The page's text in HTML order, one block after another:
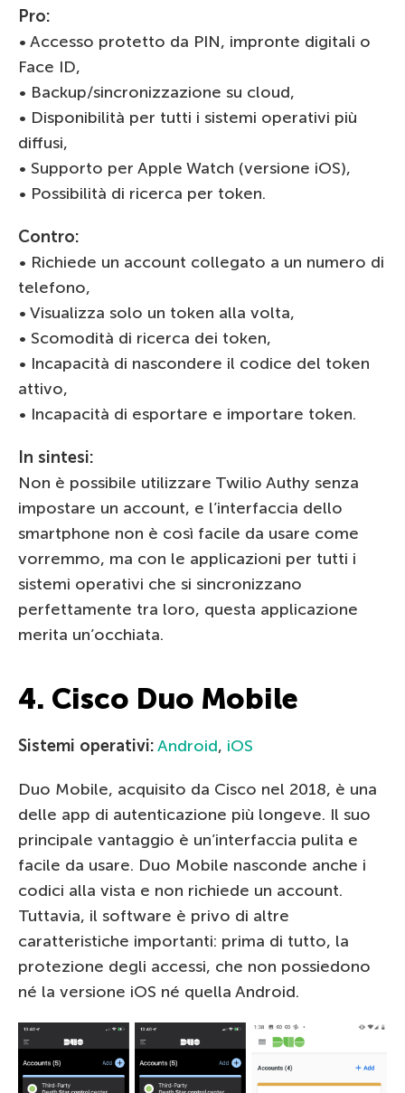
Pro:
• Accesso protetto da PIN, impronte digitali o
Face ID,
• Backup/sincronizzazione su cloud,
• Disponibilità per tutti i sistemi operativi più
diffusi,
• Supporto per Apple Watch (versione iOS),
• Possibilità di ricerca per token.
Contro:
• Richiede un account collegato a un numero di
telefono,
• Visualizza solo un token alla volta,
• Scomodità di ricerca dei token,
• Incapacità di nascondere il codice del token
attivo,
• Incapacità di esportare e importare token.
In sintesi:
Non è possibile utilizzare Twilio Authy senza
impostare un account, e l’interfaccia dello
smartphone non è così facile da usare come
vorremmo, ma con le applicazioni per tutti i
sistemi operativi che si sincronizzano
perfettamente tra loro, questa applicazione
merita un’occhiata.
4. Cisco Duo Mobile
Sistemi operativi:Android, iOS
Duo Mobile, acquisito da Cisco nel 2018, è una
delle app di autenticazione più longeve. Il suo
principale vantaggio è un’interfaccia pulita e
facile da usare. Duo Mobile nasconde anche i
codici alla vista e non richiede un account.
Tuttavia, il software è privo di altre
caratteristiche importanti: prima di tutto, la
protezione degli accessi, che non possiedono
né la versione iOS né quella Android.